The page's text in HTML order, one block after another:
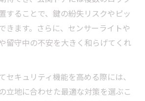
することで、鍵の紛失リスクやピッ
きます。さらに、センサーライトや
留守中の不安を大きく和らげてくれ
セキュリティ機能を高める際には、
立地に合わせた最適な対策を選ぶこ